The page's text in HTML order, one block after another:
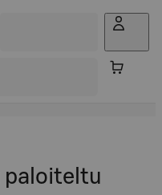
paloiteltu